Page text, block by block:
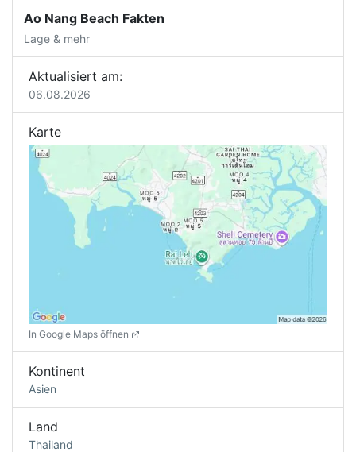
Ao Nang Beach Fakten
Lage & mehr
Aktualisiert am:
06.08.2026
Karte
In Google Maps öffnen
Kontinent
Asien
Land
Thailand